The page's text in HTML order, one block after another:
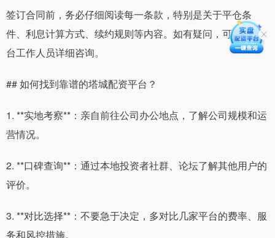
签订合同前，务必仔细阅读每一条款，特别是关于平仓条
件、利息计算方式、续约规则等内容。如有疑问，可以向平
台工作人员详细咨询。
## 如何找到靠谱的塔城配资平台？
1. **实地考察**：亲自前往公司办公地点，了解公司规模和运
营情况。
2. **口碑查询**：通过本地投资者社群、论坛了解其他用户的
评价。
3. **对比选择**：不要急于决定，多对比几家平台的费率、服
务和风控措施。